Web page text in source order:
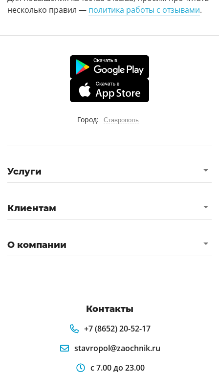
несколько правил — политика работы с отзывами.
Город: Ставрополь
Услуги
Клиентам
О компании
Контакты
+7 (8652) 20-52-17
stavropol@zaochnik.ru
с 7.00 до 23.00